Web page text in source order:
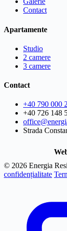
Contact
Apartamente
Studio
2 camere
3 camere
Contact
+40 790 000
+40 726 148
Strada
© 2026 Energia
confidențialitate